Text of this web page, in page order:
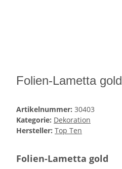
Folien-Lametta gold
Artikelnummer: 30403
Kategorie: Dekoration
Hersteller: Top Ten
Folien-Lametta gold